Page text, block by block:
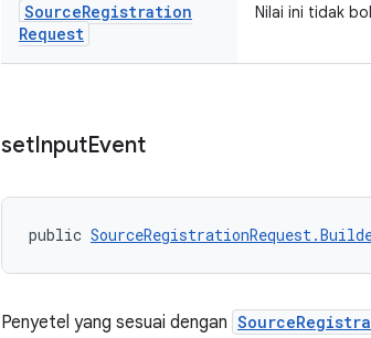
SourceRegistration
Request
Nilai ini tidak
setInputEvent
public
Penyetel yang sesuai dengan